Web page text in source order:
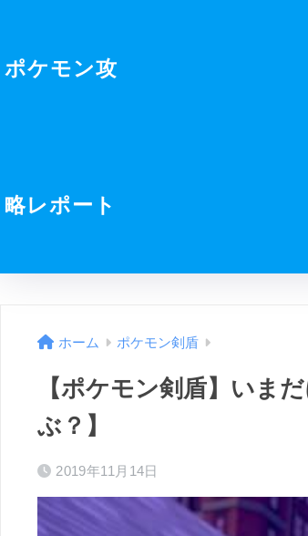
ポケモン攻
略レポート
ホーム ポケモン剣盾
【ポケモン剣盾】いま
ぶ？】
2019年11月14日